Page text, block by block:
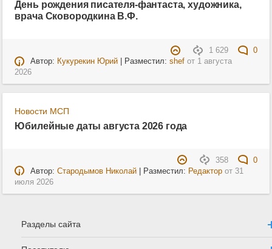
День рождения писателя-фантаста, художника,
врача Сковородкина В.Ф.
1 629
0
Автор: Кукурекин Юрий| Разместил: shefот 1 августа
2026
Новости МСП
Юбилейные даты августа 2026 года
358
0
Автор: Стародымов Николай| Разместил: Редакторот 31
июля 2026
Разделы сайта